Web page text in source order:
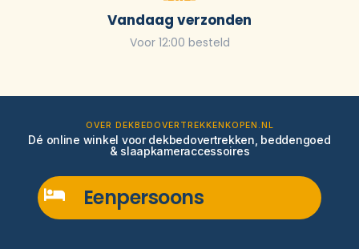
Vandaag verzonden
Voor 12:00 besteld
OVER DEKBEDOVERTREKKENKOPEN.NL
Dé online winkel voor dekbedovertrekken, beddengoed
& slaapkameraccessoires
Eenpersoons